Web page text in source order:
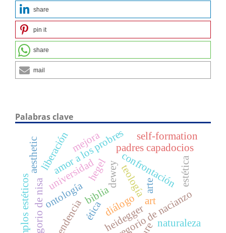
share
pin it
share
mail
Palabras clave
biblia teología
heidegger
hegel
ontología
confrontación
padres capadocios
gregorio de nisa gregorio de nacianzo
amor a los probres
liberación
diálogo
ética
universidad dewey arte
ejemplos estéticos art
estética
naturaleza
aesthetic mejora self-formation